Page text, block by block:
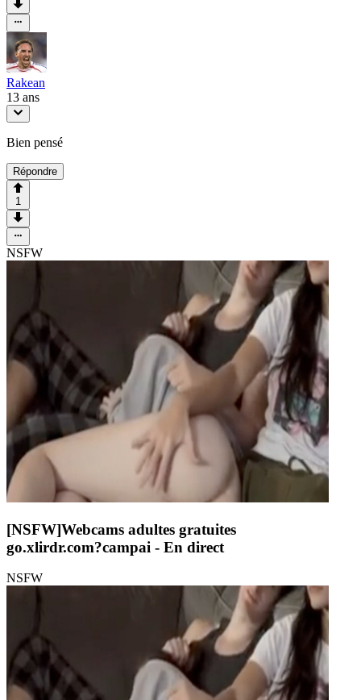
Rakean
13 ans
Bien pensé
Répondre
1
NSFW
[NSFW]Webcams adultes gratuites
go.xlirdr.com?campai - En direct
NSFW